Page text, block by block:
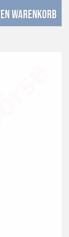
Warenkorb